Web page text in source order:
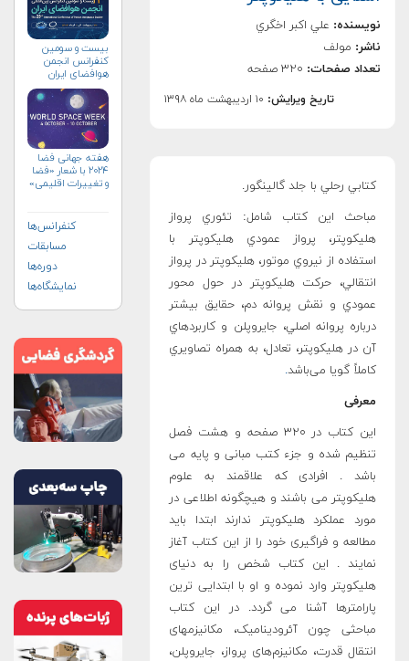
نویسنده: علي اكبر اخگري
ناشر: مولف
تعداد صفحات: ۳۲۰ صفحه
تاریخ ویرایش: ۱۰ اردیبهشت ماه ۱۳۹۸
كتابي رحلي با جلد گالينگور.
مباحث این کتاب شامل: تئوري پرواز
هليكوپتر، پرواز عمودي هليكوپتر با
استفاده از نيروي موتور، هليكوپتر در پرواز
انتقالي، حركت هليكوپتر در حول محور
عمودي و نقش پروانه دم، حقايق بيشتر
درباره پروانه اصلي، جايروپلن و كاربردهاي
آن در هليكوپتر، تعادل، به همراه تصاويري
كاملاً گويا می‌باشد.
معرفی
این کتاب در ۳۲۰ صفحه و هشت فصل
تنظیم شده و جزء کتب مبانی و پایه می
باشد . افرادی که علاقمند به علوم
هلیکوپتر می باشند و هیچگونه اطلاعی در
مورد عملکرد هلیکوپتر ندارند ابتدا باید
مطالعه و فراگیری خود را از این کتاب آغاز
نمایند . این کتاب شخص را به دنیای
هلیکوپتر وارد نموده و او با ابتدایی ترین
پارامترها آشنا می گردد. در این کتاب
مباحثی چون آئرودینامیک، مکانیزمهای
انتقال قدرت، مکانیزم‌های پرواز، جایروپلن،
بیست و سومین
کنفرانس انجمن
هوافضای ايران
هفته جهانی فضا
۲۰۲۴ با شعار «فضا
و تغییرات اقلیمی»
کنفرانس‌ها
مسابقات
دوره‌ها
نمایشگاه‌ها